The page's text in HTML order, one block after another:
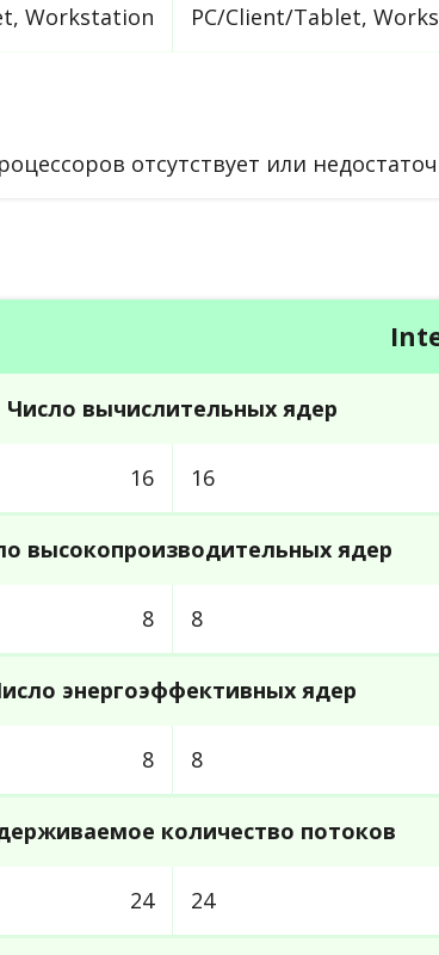
Workstation PC/Client/Tablet,
отсутствует или
Число вычислительных ядер
16 16
высокопроизводительных ядер
8 8
энергоэффективных ядер
8 8
количество потоков
24 24